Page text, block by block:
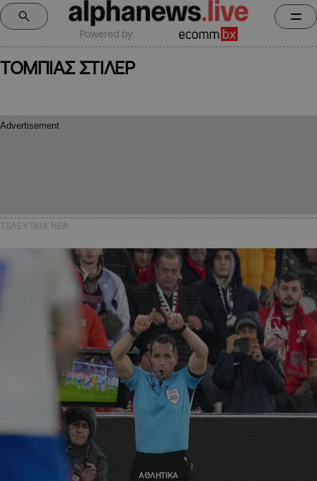
Powered by:
ΤΟΜΠΙΑΣ ΣΤΙΛΕΡ
ΑΘΛΗΤΙΚΑ